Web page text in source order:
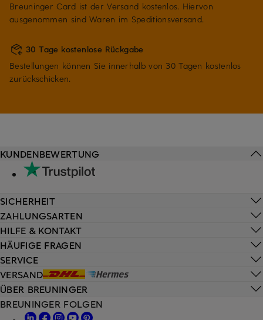
Breuninger Card ist der Versand kostenlos. Hiervon
ausgenommen sind Waren im Speditionsversand.
30 Tage kostenlose Rückgabe
Bestellungen können Sie innerhalb von 30 Tagen kostenlos
zurückschicken.
HILFE & KONTAKT
HÄUFIGE FRAGEN
SERVICE
VERSAND
KUNDENBEWERTUNG
SICHERHEIT
ZAHLUNGSARTEN
ÜBER BREUNINGER
BREUNINGER FOLGEN